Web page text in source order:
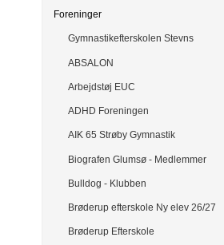
Foreninger
Gymnastikefterskolen Stevns
ABSALON
Arbejdstøj EUC
ADHD Foreningen
AIK 65 Strøby Gymnastik
Biografen Glumsø - Medlemmer
Bulldog - Klubben
Brøderup efterskole Ny elev 26/27
Brøderup Efterskole